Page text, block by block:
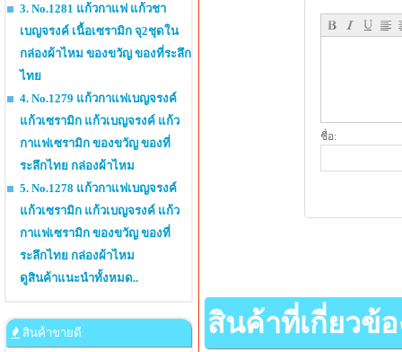
3. No.1281 แก้วกาแฟ แก้วชา
เบญจรงค์ เนื้อเซรามิก จุ2ชุดใน
กล่องผ้าไหม ของขวัญ ของที่ระลึก
ไทย
4. No.1279 แก้วกาแฟเบญจรงค์
แก้วเซรามิก แก้วเบญจรงค์ แก้ว
กาแฟเซรามิก ของขวัญ ของที่
ระลึกไทย กล่องผ้าไหม
5. No.1278 แก้วกาแฟเบญจรงค์
แก้วเซรามิก แก้วเบญจรงค์ แก้ว
กาแฟเซรามิก ของขวัญ ของที่
ระลึกไทย กล่องผ้าไหม
ดูสินค้าแนะนำทั้งหมด..
สินค้าขายดี
ชื่อ:
สินค้าที่เกี่ยวข้อ